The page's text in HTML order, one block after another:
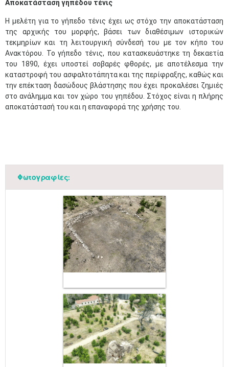
Αποκατάσταση γηπέδου τένις
Η μελέτη για το γήπεδο τένις έχει ως στόχο την αποκατάσταση
της αρχικής του μορφής, βάσει των διαθέσιμων ιστορικών
τεκμηρίων και τη λειτουργική σύνδεσή του με τον κήπο του
Ανακτόρου. Το γήπεδο τένις, που κατασκευάστηκε τη δεκαετία
του 1890, έχει υποστεί σοβαρές φθορές, με αποτέλεσμα την
καταστροφή του ασφαλτοτάπητα και της περίφραξης, καθώς και
την επέκταση δασώδους βλάστησης που έχει προκαλέσει ζημιές
στο ανάλημμα και τον χώρο του γηπέδου. Στόχος είναι η πλήρης
αποκατάστασή του και η επαναφορά της χρήσης του.
Φωτογραφίες: